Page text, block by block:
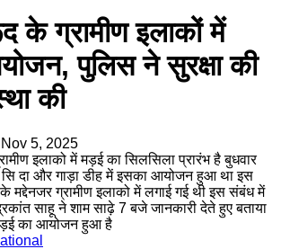
ग्रामीण इलाकों में
पुलिस ने सुरक्षा की
की
Nov 5, 2025
इलाको में मड़ई का सिलसिला प्रारंभ है बुधवार
दा और गाड़ा डीह में इसका आयोजन हुआ था इस
के मद्देनजर ग्रामीण इलाको में लगाई गई थी इस संबंध में
साहू ने शाम साढ़े 7 बजे जानकारी देते हुए बताया
का आयोजन हुआ है